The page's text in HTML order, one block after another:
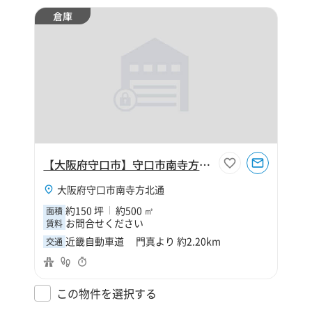
倉庫
【大阪府守口市】守口市南寺方北通2丁目150坪倉庫
大阪府守口市南寺方北通
面積 約150 坪 約500 ㎡
賃料 お問合せください
交通 近畿自動車道 門真より 約2.20km
この物件を選択する